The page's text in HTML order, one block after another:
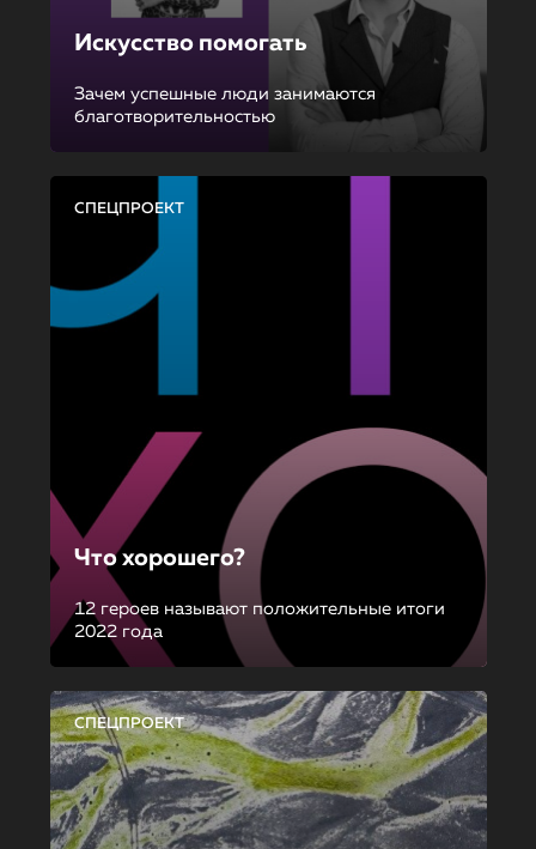
Искусство помогать
Зачем успешные люди занимаются
благотворительностью
СПЕЦПРОЕКТ
Что хорошего?
12 героев называют положительные итоги
2022 года
СПЕЦПРОЕКТ